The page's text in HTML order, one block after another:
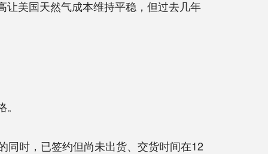
美国天然气成本维持平稳，但过去几年
同时，已签约但尚未出货、交货时间在12